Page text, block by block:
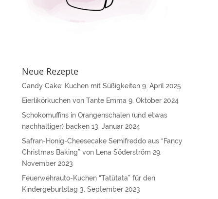
Neue Rezepte
Candy Cake: Kuchen mit Süßigkeiten 9. April 2025
Eierlikörkuchen von Tante Emma 9. Oktober 2024
Schokomuffins in Orangenschalen (und etwas
nachhaltiger) backen 13. Januar 2024
Safran-Honig-Cheesecake Semifreddo aus “Fancy
Christmas Baking” von Lena Söderström 29.
November 2023
Feuerwehrauto-Kuchen “Tatütata” für den
Kindergeburtstag 3. September 2023